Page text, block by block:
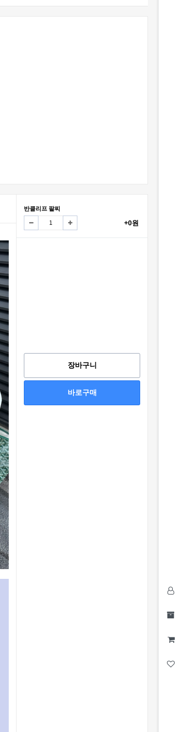
반클리프 팔찌
+0원
장바구니
바로구매